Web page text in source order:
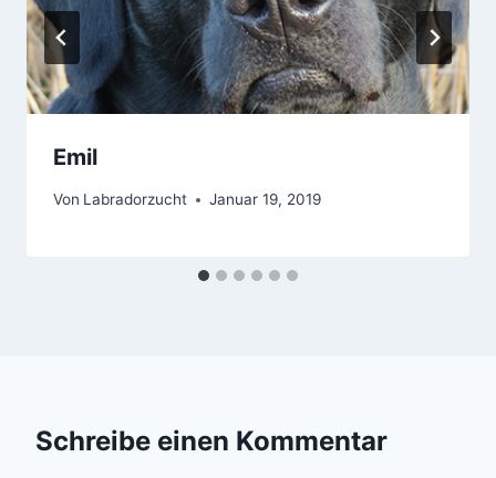
Emil
Von Labradorzucht Januar 19, 2019
Schreibe einen Kommentar